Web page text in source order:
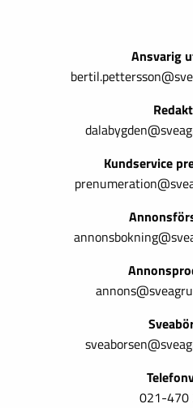
Ansvarig
Kundservice
021-470